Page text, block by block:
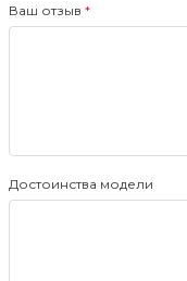
Ваш отзыв
Достоинства модели